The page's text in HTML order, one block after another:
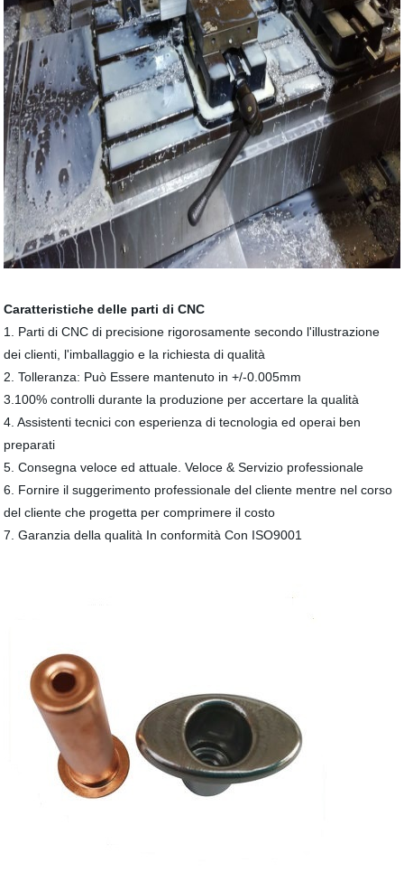
Caratteristiche delle parti di CNC
1. Parti di CNC di precisione rigorosamente secondo l'illustrazione
dei clienti, l'imballaggio e la richiesta di qualità
2. Tolleranza: Può Essere mantenuto in +/-0.005mm
3.100% controlli durante la produzione per accertare la qualità
4. Assistenti tecnici con esperienza di tecnologia ed operai ben
preparati
5. Consegna veloce ed attuale. Veloce & Servizio professionale
6. Fornire il suggerimento professionale del cliente mentre nel corso
del cliente che progetta per comprimere il costo
7. Garanzia della qualità In conformità Con ISO9001